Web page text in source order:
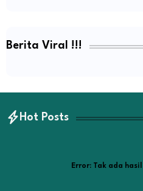
Berita Viral !!!
Hot Posts
Error:Tak ada hasil